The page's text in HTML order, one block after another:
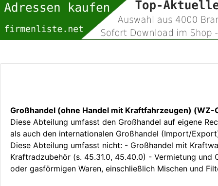
Großhandel (ohne Handel mit Kraftfahrzeugen) (WZ-
Diese Abteilung umfasst den Großhandel auf eigene
als auch den internationalen Großhandel (Import/
Diese Abteilung umfasst nicht: - Großhandel mit
Kraftradzubehör (s. 45.31.0, 45.40.0) - Vermietung
oder gasförmigen Waren, einschließlich Mischen und